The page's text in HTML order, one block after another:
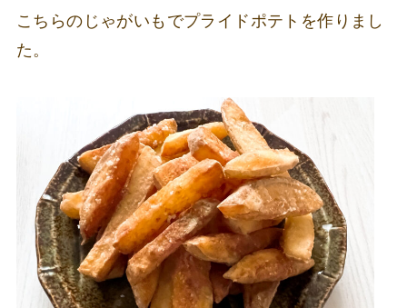
こちらのじゃがいもでプライドポテトを作りまし
た。